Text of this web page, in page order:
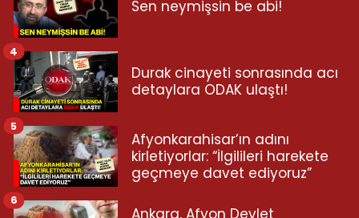
Sen neymişsin be abi!
Durak cinayeti sonrasında acı
detaylara ODAK ulaştı!
4
Afyonkarahisar’ın adını
kirletiyorlar: “İlgilileri harekete
geçmeye davet ediyoruz”
5
Ankara, Afyon Devlet
6